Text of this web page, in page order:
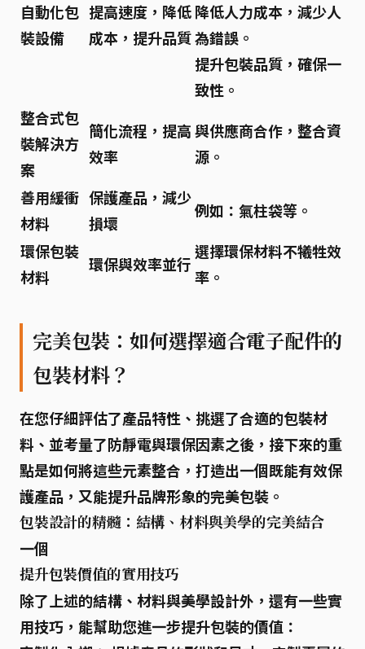
自動化包
裝設備
提高速度，降低
成本，提升品質
降低人力成本，減少人
為錯誤。
提升包裝品質，確保一
致性。
整合式包
裝解決方
案
簡化流程，提高
效率
與供應商合作，整合資
源。
善用緩衝
材料
保護產品，減少
損壞
例如：氣柱袋等。
環保包裝
材料
環保與效率並行
選擇環保材料不犧牲效
率。
完美包裝：如何選擇適合電子配件的
包裝材料？
在您仔細評估了產品特性、挑選了合適的包裝材
料、並考量了防靜電與環保因素之後，接下來的重
點是如何將這些元素整合，打造出一個既能有效保
護產品，又能提升品牌形象的完美包裝。
包裝設計的精髓：結構、材料與美學的完美結合
一個
提升包裝價值的實用技巧
除了上述的結構、材料與美學設計外，還有一些實
用技巧，能幫助您進一步提升包裝的價值：